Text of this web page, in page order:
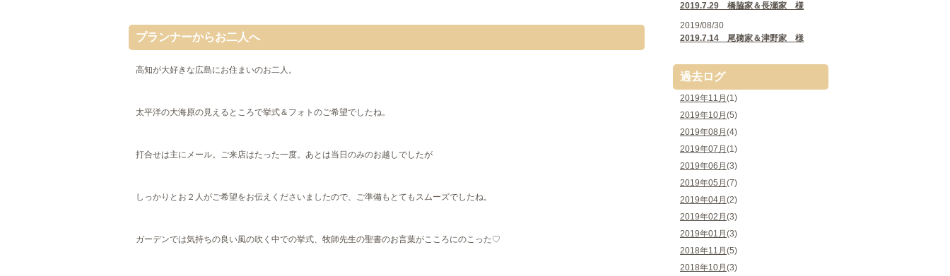
プランナーからお二人へ
高知が大好きな広島にお住まいのお二人。
太平洋の大海原の見えるところで挙式＆フォトのご希望でしたね。
打合せは主にメール。ご来店はたった一度。あとは当日のみのお越しでしたが
しっかりとお２人がご希望をお伝えくださいましたので、ご準備もとてもスムーズでしたね。
ガーデンでは気持ちの良い風の吹く中での挙式、牧師先生の聖書のお言葉がこころにのこった♡
2019.7.29 橋脇家＆長瀬家 様
2019/08/30
2019.7.14 尾𥔎家＆津野家 様
過去ログ
2019年11月 (1)
2019年10月 (5)
2019年08月 (4)
2019年07月 (1)
2019年06月 (3)
2019年05月 (7)
2019年04月 (2)
2019年02月 (3)
2019年01月 (3)
2018年11月 (5)
2018年10月 (3)